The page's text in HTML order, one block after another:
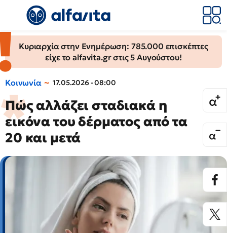
Κυριαρχία στην Ενημέρωση: 785.000 επισκέπτες
είχε το alfavita.gr στις 5 Αυγούστου!
Κοινωνία 17.05.2026 - 08:00
Πώς αλλάζει σταδιακά η
εικόνα του δέρματος από τα
20 και μετά